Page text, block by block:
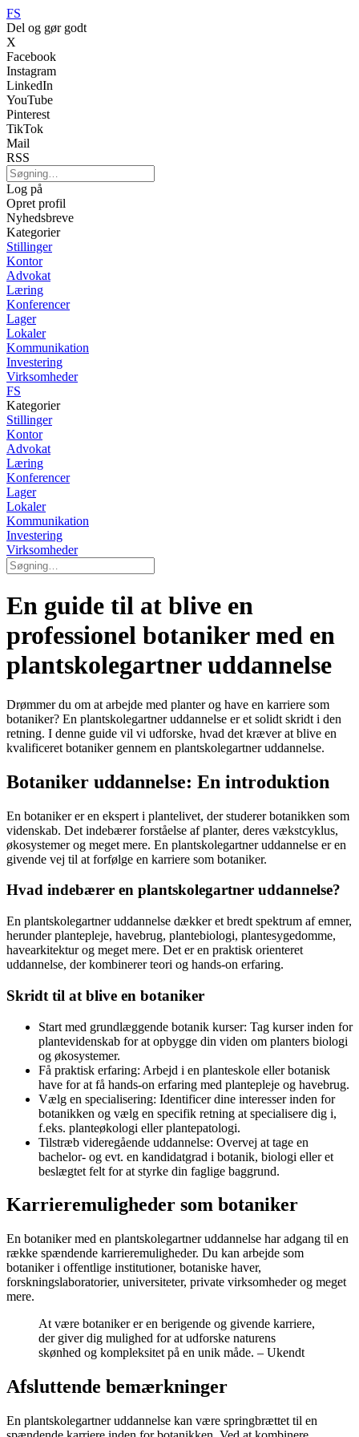
FS
Del og gør godt
X
Facebook
Instagram
LinkedIn
YouTube
Pinterest
TikTok
Mail
RSS
Log på
Opret profil
Nyhedsbreve
Kategorier
Stillinger
Kontor
Advokat
Læring
Konferencer
Lager
Lokaler
Kommunikation
Investering
Virksomheder
FS
Kategorier
Stillinger
Kontor
Advokat
Læring
Konferencer
Lager
Lokaler
Kommunikation
Investering
Virksomheder
En guide til at blive en
professionel botaniker med en
plantskolegartner uddannelse
Drømmer du om at arbejde med planter og have en karriere som
botaniker? En plantskolegartner uddannelse er et solidt skridt i den
retning. I denne guide vil vi udforske, hvad det kræver at blive en
kvalificeret botaniker gennem en plantskolegartner uddannelse.
Botaniker uddannelse: En introduktion
En botaniker er en ekspert i plantelivet, der studerer botanikken som
videnskab. Det indebærer forståelse af planter, deres vækstcyklus,
økosystemer og meget mere. En plantskolegartner uddannelse er en
givende vej til at forfølge en karriere som botaniker.
Hvad indebærer en plantskolegartner uddannelse?
En plantskolegartner uddannelse dækker et bredt spektrum af emner,
herunder plantepleje, havebrug, plantebiologi, plantesygedomme,
havearkitektur og meget mere. Det er en praktisk orienteret
uddannelse, der kombinerer teori og hands-on erfaring.
Skridt til at blive en botaniker
Start med grundlæggende botanik kurser: Tag kurser inden for
plantevidenskab for at opbygge din viden om planters biologi
og økosystemer.
Få praktisk erfaring: Arbejd i en planteskole eller botanisk
have for at få hands-on erfaring med plantepleje og havebrug.
Vælg en specialisering: Identificer dine interesser inden for
botanikken og vælg en specifik retning at specialisere dig i,
f.eks. planteøkologi eller plantepatologi.
Tilstræb videregående uddannelse: Overvej at tage en
bachelor- og evt. en kandidatgrad i botanik, biologi eller et
beslægtet felt for at styrke din faglige baggrund.
Karrieremuligheder som botaniker
En botaniker med en plantskolegartner uddannelse har adgang til en
række spændende karrieremuligheder. Du kan arbejde som
botaniker i offentlige institutioner, botaniske haver,
forskningslaboratorier, universiteter, private virksomheder og meget
mere.
At være botaniker er en berigende og givende karriere,
der giver dig mulighed for at udforske naturens
skønhed og kompleksitet på en unik måde. – Ukendt
Afsluttende bemærkninger
En plantskolegartner uddannelse kan være springbrættet til en